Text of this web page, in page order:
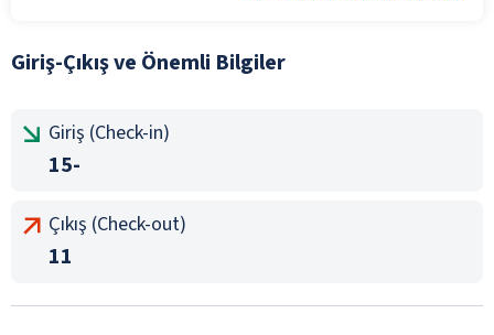
Giriş-Çıkış ve Önemli Bilgiler
Giriş (Check-in)
15-
Çıkış (Check-out)
11